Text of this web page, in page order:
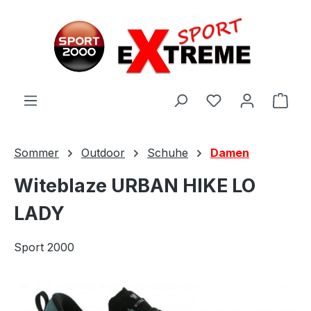
Sommer Outdoor Schuhe Damen
Witeblaze URBAN HIKE LO
LADY
Sport 2000
Bildergalerie überspringen